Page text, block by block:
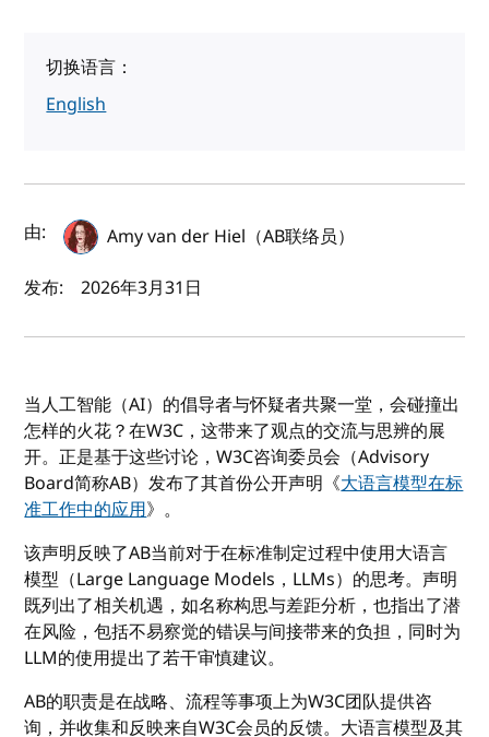
切换语言：
English
作者及发布日期
由:
Amy van der Hiel（AB联络员）
发布:
2026年3月31日
当人工智能（AI）的倡导者与怀疑者共聚一堂，会碰撞出
怎样的火花？在W3C，这带来了观点的交流与思辨的展
开。正是基于这些讨论，W3C咨询委员会（Advisory
Board简称AB）发布了其首份公开声明《大语言模型在标
准工作中的应用》。
该声明反映了AB当前对于在标准制定过程中使用大语言
模型（Large Language Models，LLMs）的思考。声明
既列出了相关机遇，如名称构思与差距分析，也指出了潜
在风险，包括不易察觉的错误与间接带来的负担，同时为
LLM的使用提出了若干审慎建议。
AB的职责是在战略、流程等事项上为W3C团队提供咨
询，并收集和反映来自W3C会员的反馈。大语言模型及其